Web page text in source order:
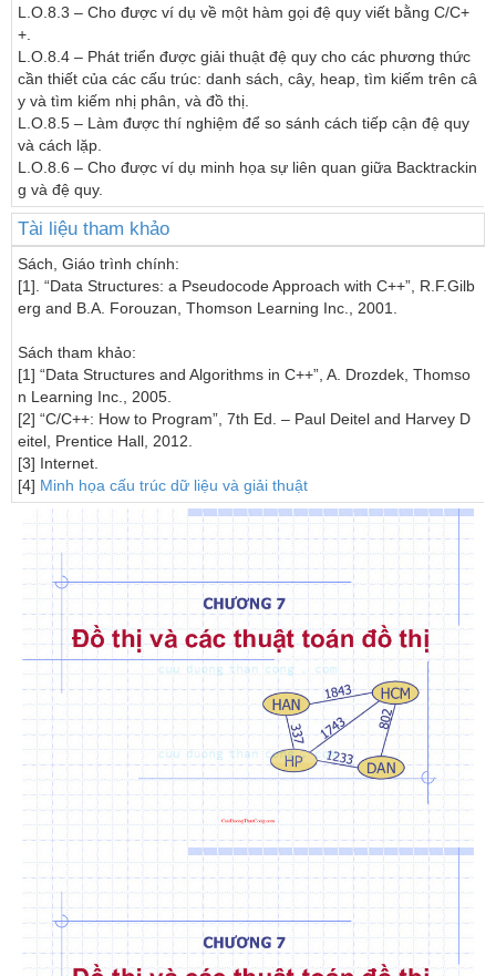
L.O.8.3 – Cho được ví dụ về một hàm gọi đệ quy viết bằng C/C+
+.
L.O.8.4 – Phát triển được giải thuật đệ quy cho các phương thức
cần thiết của các cấu trúc: danh sách, cây, heap, tìm kiếm trên câ
y và tìm kiếm nhị phân, và đồ thị.
L.O.8.5 – Làm được thí nghiệm để so sánh cách tiếp cận đệ quy
và cách lặp.
L.O.8.6 – Cho được ví dụ minh họa sự liên quan giữa Backtrackin
Tài liệu tham khảo
Sách, Giáo trình chính:
[1]. “Data Structures: a Pseudocode Approach with C++”, R.F.Gilb
erg and B.A. Forouzan, Thomson Learning Inc., 2001.
Sách tham khảo:
[1] “Data Structures and Algorithms in C++”, A. Drozdek, Thomso
n Learning Inc., 2005.
[2] “C/C++: How to Program”, 7th Ed. – Paul Deitel and Harvey D
eitel, Prentice Hall, 2012.
[3] Internet.
[4] Minh họa cấu trúc dữ liệu và giải thuật